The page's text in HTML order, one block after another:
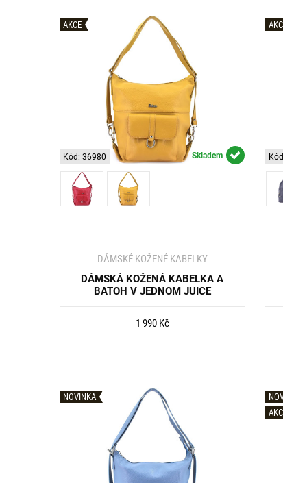
AKCE
Kód: 36980 Skladem
DÁMSKÉ KOŽENÉ KABELKY
DÁMSKÁ KOŽENÁ KABELKA A
BATOH V JEDNOM JUICE
1 990 Kč
NOVINKA